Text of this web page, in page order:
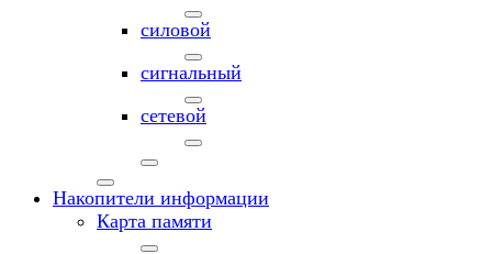
силовой
сигнальный
сетевой
Накопители информации
Карта памяти